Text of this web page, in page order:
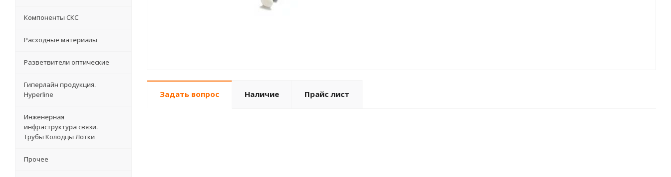
Задать вопрос Наличие Прайс лист
Компоненты СКС
Расходные материалы
Разветвители оптические
Гиперлайн продукция.
Hyperline
Инженерная
инфраструктура связи.
Трубы Колодцы Лотки
Прочее